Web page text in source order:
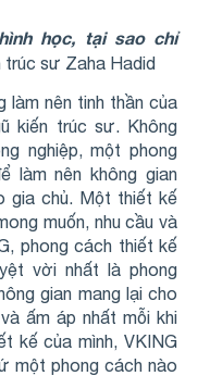
học, tại sao chỉ
trúc sư Zaha Hadid
làm nên tinh thần của
kiến trúc sư. Không
nghiệp, một phong
làm nên không gian
gia chủ. Một thiết kế
muốn, nhu cầu và
phong cách thiết kế
vời nhất là phong
gian mang lại cho
ấm áp nhất mỗi khi
kế của mình, VKING
một phong cách nào